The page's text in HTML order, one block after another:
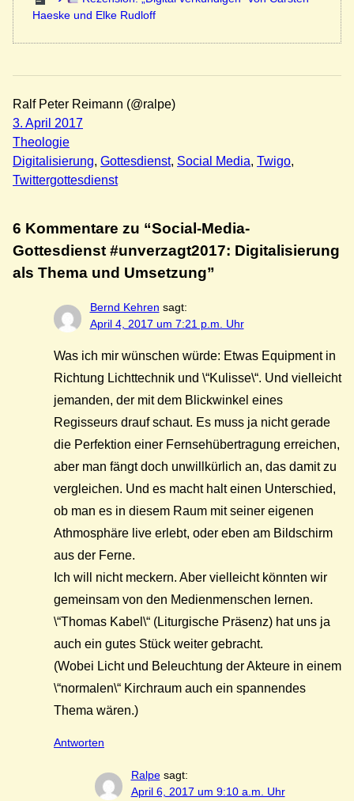
Haeske und Elke Rudloff
Ralf Peter Reimann (@ralpe)
3. April 2017
Theologie
Digitalisierung, Gottesdienst, Social Media, Twigo
Twittergottesdienst
6 Kommentare zu “Social-Media-
Gottesdienst #unverzagt2017: Digitalisierung
als Thema und Umsetzung”
Bernd Kehren sagt:
April 4, 2017 um 7:21 p.m. Uhr
Was ich mir wünschen würde: Etwas Equipment in
Richtung Lichttechnik und \“Kulisse\“. Und vielleicht
jemanden, der mit dem Blickwinkel eines
Regisseurs drauf schaut. Es muss ja nicht gerade
die Perfektion einer Fernsehübertragung erreichen,
aber man fängt doch unwillkürlich an, das damit zu
vergleichen. Und es macht halt einen Unterschied,
ob man es in diesem Raum mit seiner eigenen
Athmosphäre live erlebt, oder eben am Bildschirm
aus der Ferne.
Ich will nicht meckern. Aber vielleicht könnten wir
gemeinsam von den Medienmenschen lernen.
\“Thomas Kabel\“ (Liturgische Präsenz) hat uns ja
auch ein gutes Stück weiter gebracht.
(Wobei Licht und Beleuchtung der Akteure in einem
\“normalen\“ Kirchraum auch ein spannendes
Thema wären.)
Antworten
Ralpe sagt:
April 6, 2017 um 9:10 a.m. Uhr